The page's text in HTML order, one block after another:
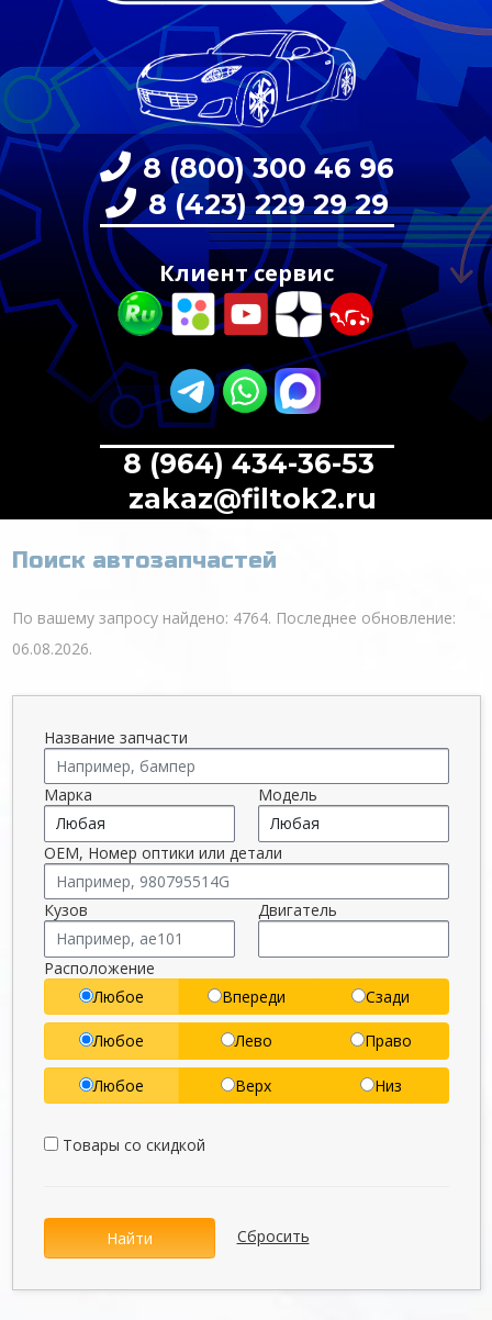
8 (800) 300 46 96
8 (423) 229 29 29
Клиент сервис
8 (964) 434-36-53
zakaz@filtok2.ru
Поиск автозапчастей
По вашему запросу найдено: 4764. Последнее обновление:
06.08.2026.
Название запчасти
Марка Модель
OEM, Номер оптики или детали
Кузов Двигатель
Расположение
Любое
Впереди Сзади
Любое Лево Право
Любое Верх Низ
Товары со скидкой
Найти Сбросить